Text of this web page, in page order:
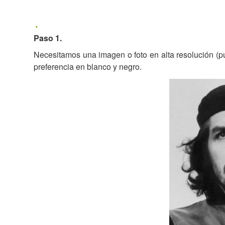
Paso 1.
Necesitamos una imagen o foto en alta resolución
preferencia en blanco y negro.